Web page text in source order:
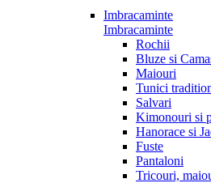
Imbracaminte
Imbracaminte
Rochii
Bluze si
Maiouri
Tunici
Salvari
Kimonouri si
Hanorace si
Fuste
Pantaloni
Tricouri,